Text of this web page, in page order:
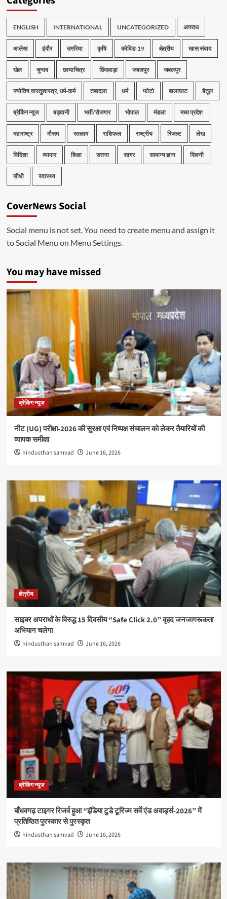
ENGLISH INTERNATIONAL UNCATEGORIZED अपराध
आलेख इंदौर उमरिया कृषि कोविड-19 क्षेत्रीय खास संवाद
खेल चुनाव छायाचित्र छिंदवाड़ा जबलपुर जबलपुर
ज्योतिष,वास्तुशास्त्र, धर्म-कर्म तबादला धर्म फोटो बालाघाट बैतूल
ब्रेकिंग न्यूज बड़वानी भर्ती/रोजगार भोपाल मंडला मध्य प्रदेश
महाराष्ट्र मौसम रतलाम राशिफल राष्ट्रीय रिजल्ट लेख
विदिशा व्यापार शिक्षा सतना सागर सामान्य ज्ञान सिवनी
सीधी स्वास्थ्य
CoverNews Social
Social menu is not set. You need to create menu and assign it
to Social Menu on Menu Settings.
You may have missed
ब्रेकिंग न्यूज
नीट (UG) परीक्षा-2026 की सुरक्षा एवं निष्पक्ष संचालन को लेकर तैयारियों की
व्यापक समीक्षा
hindusthan samvad June 16, 2026
क्षेत्रीय
साइबर अपराधों के विरुद्ध 15 दिवसीय “Safe Click 2.0” वृहद जनजागरूकता
अभियान चलेगा
hindusthan samvad June 16, 2026
ब्रेकिंग न्यूज
बाँधवगढ़ टाइगर रिजर्व हुआ “इंडिया टुडे टूरिज्म सर्वे एंड अवार्ड्स-2026” में
प्रतिष्ठित पुरस्कार से पुरस्कृत
hindusthan samvad June 16, 2026